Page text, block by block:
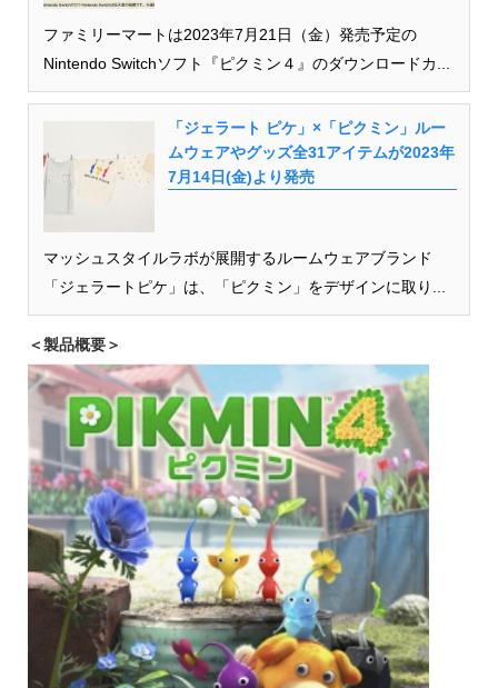
ファミリーマートは2023年7月21日（金）発売予定の
Nintendo Switchソフト『ピクミン４』のダウンロードカ...
「ジェラート ピケ」×「ピクミン」ルー
ムウェアやグッズ全31アイテムが2023年
7月14日(金)より発売
マッシュスタイルラボが展開するルームウェアブランド
「ジェラートピケ」は、「ピクミン」をデザインに取り...
＜製品概要＞